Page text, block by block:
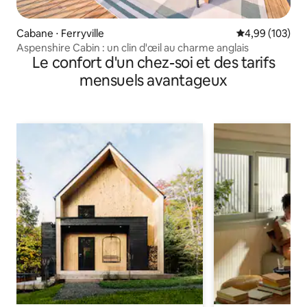
Cabane ⋅ Ferryville Évaluation
4,99 (103)
Aspenshire Cabin : un clin d'œil au charme anglais
Le confort d'un chez-soi et des tarifs
mensuels avantageux